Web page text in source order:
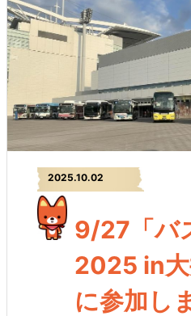
2025.10.02
9/27「バ
2025 in大
に参加し